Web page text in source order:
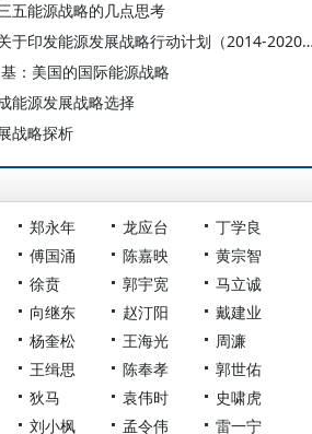
五能源战略的几点思考
国发办：国务院办公厅关于印发能源发
：美国的国际能源战略
能源发展战略选择
战略探析
郑永年 龙应台
丁学良
傅国涌 陈嘉映
黄宗智
徐贲 郭宇宽
马立诚
向继东 赵汀阳
戴建业
杨奎松 王海光
周濂
王缉思 陈奉孝
郭世佑
狄马 袁伟时
史啸虎
刘小枫 孟令伟 雷一宁